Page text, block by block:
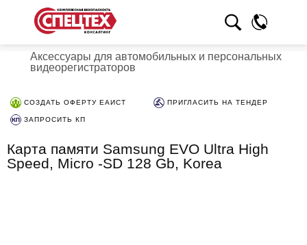
Аксессуары для автомобильных и персональных
видеорегистраторов
СОЗДАТЬ ОФЕРТУ ЕАИСТ ПРИГЛАСИТЬ НА ТЕНДЕР
ЗАПРОСИТЬ КП
Карта памяти Samsung EVO Ultra High
Speed, Micro -SD 128 Gb, Korea